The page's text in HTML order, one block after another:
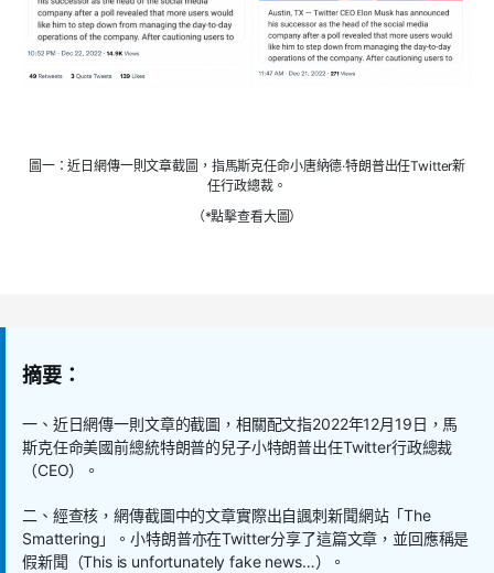
圖一：近日網傳一則文章截圖，指馬斯克任命小唐納德·特朗普出任Twitter新
任行政總裁。
（*點擊查看大圖）
摘要：
一、近日網傳一則文章的截圖，相關配文指2022年12月19日，馬
斯克任命美國前總統特朗普的兒子小特朗普出任Twitter行政總裁
（CEO）。
二、經查核，網傳截圖中的文章實際出自諷刺新聞網站「The
Smattering」。小特朗普亦在Twitter分享了這篇文章，並回應稱是
假新聞（This is unfortunately fake news…）。